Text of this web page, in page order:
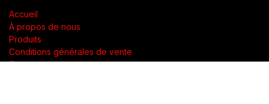
Accueil
À propos de nous
Produits
Conditions générales de vente
Contactez-nous